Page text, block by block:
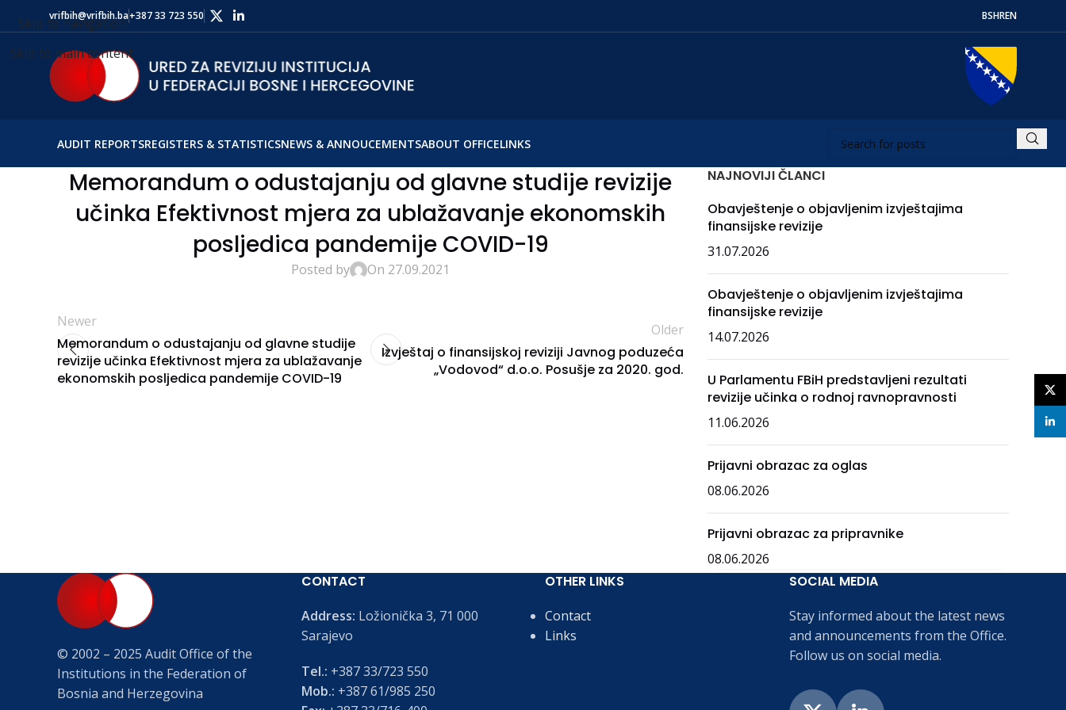
Skip to navigation
Skip to main content
vrifbih@vrifbih.ba+387 33 723 550 BSHREN
AUDIT REPORTSREGISTERS & STATISTICSNEWS & ANNOUCEMENTSABOUT OFFICELINKS
Memorandum o odustajanju od glavne studije revizije
učinka Efektivnost mjera za ublažavanje ekonomskih
posljedica pandemije COVID-19
Posted by On 27.09.2021
Newer
Memorandum o odustajanju od glavne studije
revizije učinka Efektivnost mjera za ublažavanje
ekonomskih posljedica pandemije COVID-19
Older
Izvještaj o finansijskoj reviziji Javnog poduzeća
„Vodovod“ d.o.o. Posušje za 2020. god.
NAJNOVIJI ČLANCI
Obavještenje o objavljenim izvještajima
finansijske revizije
31.07.2026
Obavještenje o objavljenim izvještajima
finansijske revizije
14.07.2026
U Parlamentu FBiH predstavljeni rezultati
revizije učinka o rodnoj ravnopravnosti
11.06.2026
Prijavni obrazac za oglas
08.06.2026
Prijavni obrazac za pripravnike
08.06.2026
© 2002 – 2025 Audit Office of the
Institutions in the Federation of
Bosnia and Herzegovina
CONTACT
Address: Ložionička 3, 71 000
Sarajevo
Tel.: +387 33/723 550
Mob.: +387 61/985 250
OTHER LINKS
Contact
Links
SOCIAL MEDIA
Stay informed about the latest news
and announcements from the Office.
Follow us on social media.